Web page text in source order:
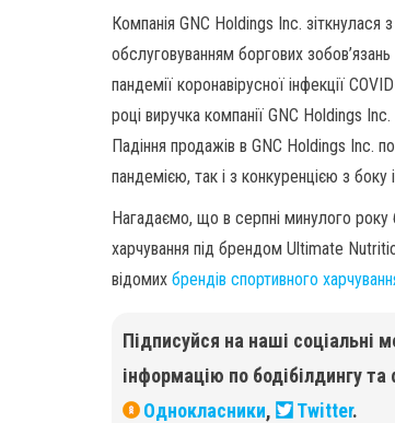
Компанія GNC Holdings Inc.
обслуговуванням боргових
пандемії коронавірусної інфекції
році виручка компанії GNC Holdings
Падіння продажів в GNC Holdings Inc.
пандемією, так і з конкуренцією з
Нагадаємо, що в серпні минулого року
харчування під брендом Ultimate
відомих брендів спортивного
Підписуйся на наші
інформацію по бодібілдингу та
Однокласники, Twitter.